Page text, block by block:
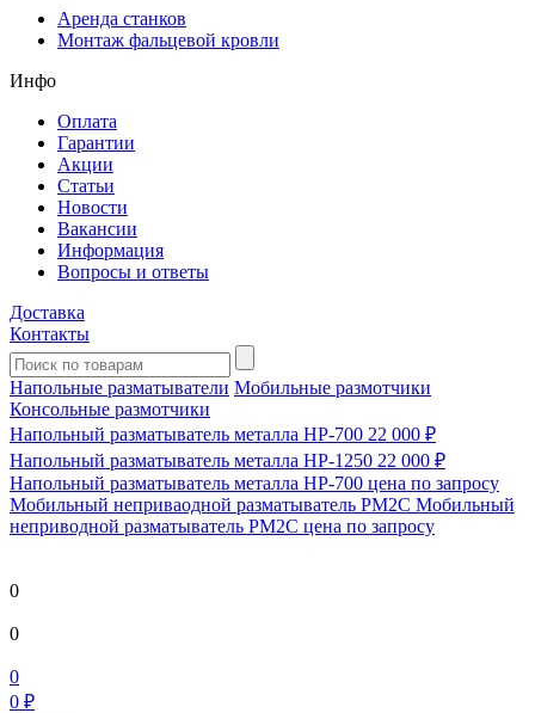
Аренда станков
Монтаж фальцевой кровли
Инфо
Оплата
Гарантии
Акции
Статьи
Новости
Вакансии
Информация
Вопросы и ответы
Доставка
Контакты
Напольные разматыватели Мобильные размотчики
Консольные размотчики
Напольный разматыватель металла HP-700 22 000 ₽
Напольный разматыватель металла HP-1250 22 000 ₽
Напольный разматыватель металла HP-700 цена по запросу
Мобильный непривaодной разматыватель РМ2С Мобильный
неприводной разматыватель РМ2С цена по запросу
0
0
0
0 ₽